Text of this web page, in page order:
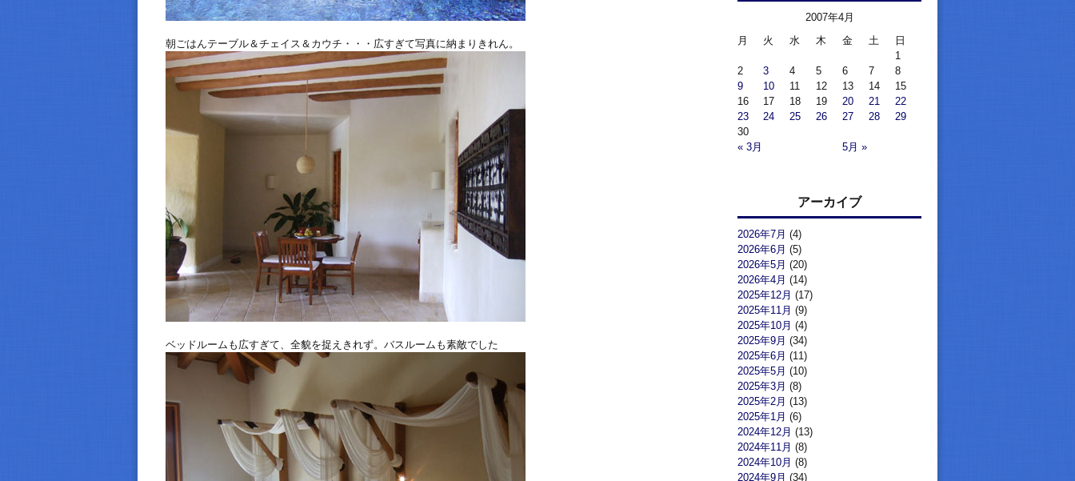
朝ごはんテーブル＆チェイス＆カウチ・・・広すぎて写真に納まりきれん。
ベッドルームも広すぎて、全貌を捉えきれず。バスルームも素敵でした
2007年4月
月
火 水 木 金 土 日
« 3月 5月 »
1
2
3 4 5 6 7
8
9
10 11 12 13 14
15
16
17 18 19 20 21
22
23
24 25 26 27 28
29
30
アーカイブ
2026年7月 (4)
2026年6月 (5)
2026年5月 (20)
2026年4月 (14)
2025年12月 (17)
2025年11月 (9)
2025年10月 (4)
2025年9月 (34)
2025年6月 (11)
2025年5月 (10)
2025年3月 (8)
2025年2月 (13)
2025年1月 (6)
2024年12月 (13)
2024年11月 (8)
2024年10月 (8)
2024年9月 (34)